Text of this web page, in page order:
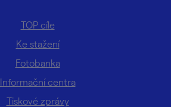
TOP cíle
Ke stažení
Fotobanka
Informační centra
Tiskové zprávy